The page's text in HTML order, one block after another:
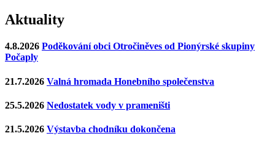
Aktuality
4.8.2026 Poděkování obci Otročiněves od Pionýrské skupiny
Počaply
21.7.2026 Valná hromada Honebního společenstva
25.5.2026 Nedostatek vody v prameništi
21.5.2026 Výstavba chodníku dokončena